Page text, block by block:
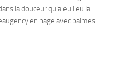
la douceur qu’a eu lieu la
en nage avec palmes